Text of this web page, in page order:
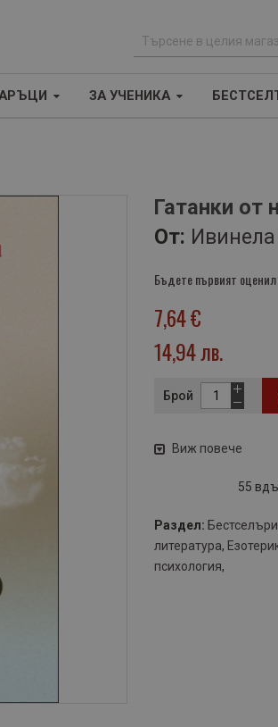
р
ЗА УЧЕНИКА
Гатанки от
От:
Бъдете първият
7,64 €
14,94 лв.
Брой
Виж повече
55
Раздел: Бестселъри
литература,
психология,